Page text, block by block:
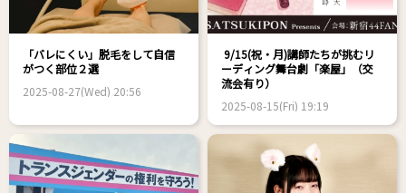
「バレにくい」脱毛をして自信
がつく部位２選
2025-08-27(Wed) 20:56
9/15(祝・月)講師たちが挑むリ
ーディング舞台劇「楽屋」（交
流会有り）
2025-08-15(Fri) 19:19